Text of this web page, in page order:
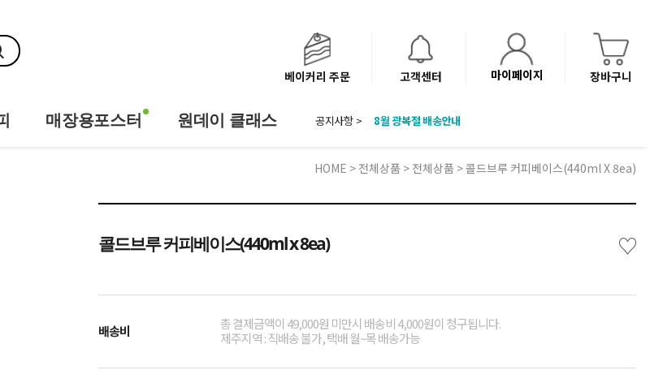
베이커리 주문 고객센터 마이페이지 장바구니
매장용포스터 원데이 클래스 공지사항 >
8월 광복절 배송안내
HOME > 전체상품 > 전체상품 > 콜드브루 커피베이스(440ml X 8ea)
콜드브루 커피베이스(440ml x 8ea) ♡
배송비
총 결제금액이 49,000원 미만시 배송비 4,000원이 청구됩니다.
제주지역 : 직배송 불가, 택배 월~목 배송가능